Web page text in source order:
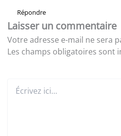
Répondre
Laisser un commentaire
Votre adresse e-mail ne sera
Les champs obligatoires sont
ici…